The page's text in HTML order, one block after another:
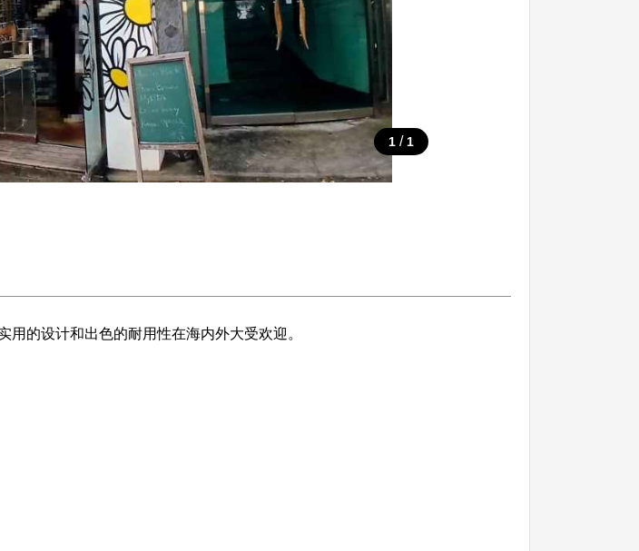
1 / 1
的设计和出色的耐用性在海内外大受欢迎。